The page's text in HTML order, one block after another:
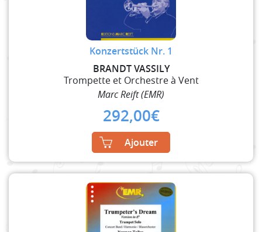
Konzertstück Nr. 1
BRANDT VASSILY
Trompette et Orchestre à Vent
Marc Reift (EMR)
292,00€
Ajouter